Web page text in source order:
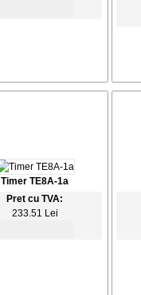
Timer TE8A-1a
Pret cu TVA:
233.51 Lei